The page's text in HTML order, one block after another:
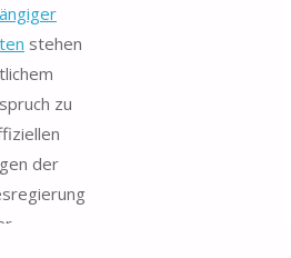
stehen
zu
der